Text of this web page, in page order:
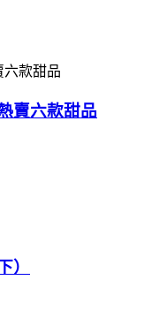
賣六款甜品
）